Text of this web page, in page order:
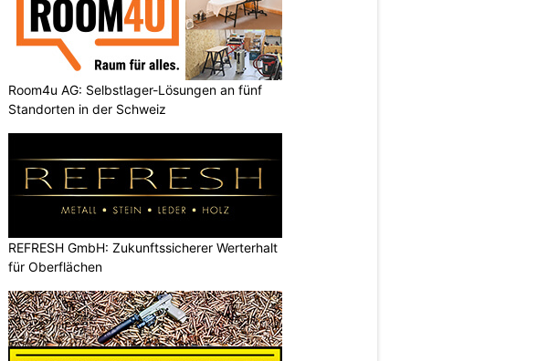
Room4u AG: Selbstlager-Lösungen an fünf
Standorten in der Schweiz
REFRESH GmbH: Zukunftssicherer Werterhalt
für Oberflächen